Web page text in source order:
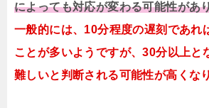
によっても対応が変わる可能性があ
一般的には、10分程度の遅刻であれ
ことが多いようですが、30分以上と
難しいと判断される可能性が高くな